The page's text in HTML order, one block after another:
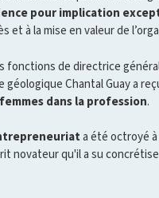
pour implication
et à la mise en valeur de
fonctions de directrice
géologique Chantal Guay a
dans la profession.
a été octroyé
novateur qu'il a su